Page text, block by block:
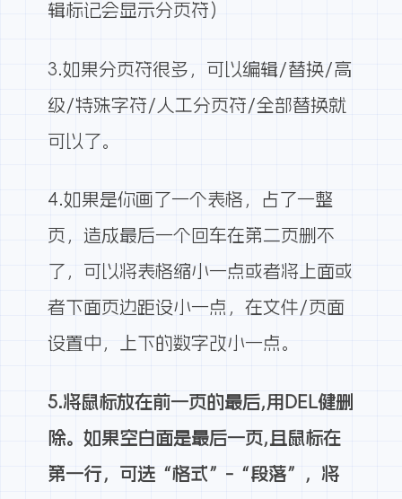
辑标记会显示分页符）
3.如果分页符很多，可以编辑/替换/高
级/特殊字符/人工分页符/全部替换就
可以了。
4.如果是你画了一个表格，占了一整
页，造成最后一个回车在第二页删不
了，可以将表格缩小一点或者将上面或
者下面页边距设小一点，在文件/页面
设置中，上下的数字改小一点。
5.将鼠标放在前一页的最后,用DEL健删
除。如果空白面是最后一页,且鼠标在
第一行，可选“格式”-“段落”，将